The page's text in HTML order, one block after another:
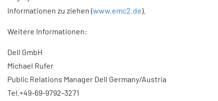
Informationen zu ziehen (www.emc2.de).
Weitere Informationen:
Dell GmbH
Michael Rufer
Public Relations Manager Dell Germany/Austria
Tel.+49-69-9792-3271